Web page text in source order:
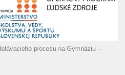
procesu na Gymnáziu –